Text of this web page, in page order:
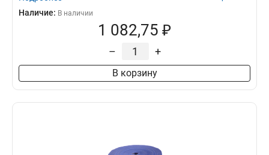
Наличие: В наличии
1 082,75 ₽
– +
В корзину